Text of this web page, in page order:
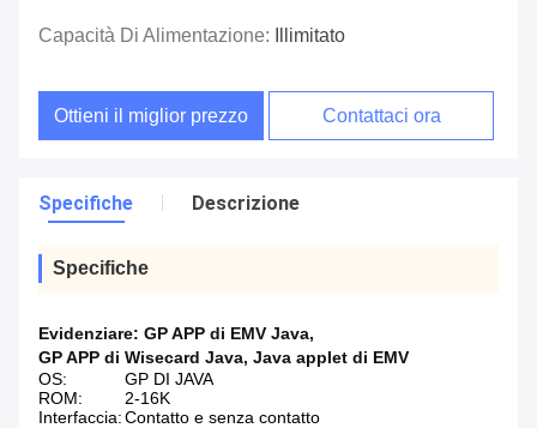
Capacità Di Alimentazione: Illimitato
Ottieni il miglior prezzo Contattaci ora
Specifiche Descrizione
Specifiche
Evidenziare: GP APP di EMV Java,
GP APP di Wisecard Java, Java applet di EMV
OS:
GP DI JAVA
ROM:
2-16K
Interfaccia:Contatto e senza contatto